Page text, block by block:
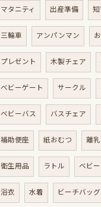
マタニティ 出産準備
三輪車 アンパンマン
プレゼント 木製チェア
ベビーゲート サークル
ベビーバス バスチェア
補助便座 紙おむつ 離
衛生用品 ラトル ベビ
浴衣 水着 ビーチバッグ